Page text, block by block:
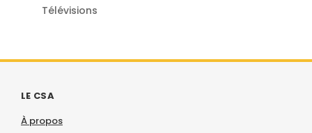
Télévisions
LE CSA
À propos